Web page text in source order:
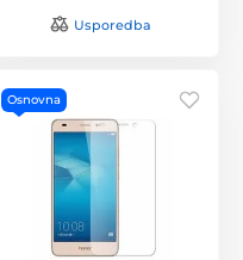
Usporedba
Osnovna